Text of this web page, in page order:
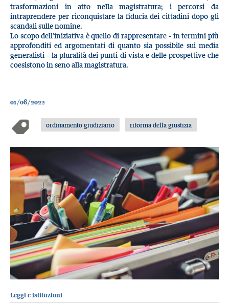
trasformazioni in atto nella magistratura; i percorsi da
intraprendere per riconquistare la fiducia dei cittadini dopo gli
scandali sulle nomine.
Lo scopo dell’iniziativa è quello di rappresentare - in termini più
approfonditi ed argomentati di quanto sia possibile sui media
generalisti - la pluralità dei punti di vista e delle prospettive che
coesistono in seno alla magistratura.
01/06/2022
ordinamento giudiziario riforma della giustizia
Leggi e istituzioni